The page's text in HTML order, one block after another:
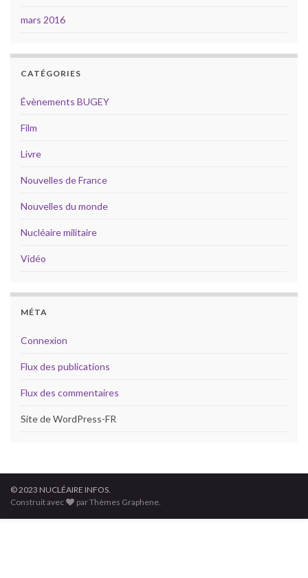
mars 2016
CATÉGORIES
Évènements BUGEY
Film
Livre
Nouvelles de France
Nouvelles du monde
Nucléaire militaire
Vidéo
MÉTA
Connexion
Flux des publications
Flux des commentaires
Site de WordPress-FR
© 2023 NUCLÉAIRE INFOS.
Construit avec
par Thèmes Graphene.